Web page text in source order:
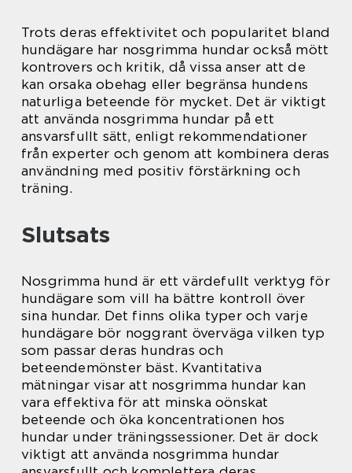
Trots deras effektivitet och popularitet bland
hundägare har nosgrimma hundar också mött
kontrovers och kritik, då vissa anser att de
kan orsaka obehag eller begränsa hundens
naturliga beteende för mycket. Det är viktigt
att använda nosgrimma hundar på ett
ansvarsfullt sätt, enligt rekommendationer
från experter och genom att kombinera deras
användning med positiv förstärkning och
träning.
Slutsats
Nosgrimma hund är ett värdefullt verktyg för
hundägare som vill ha bättre kontroll över
sina hundar. Det finns olika typer och varje
hundägare bör noggrant överväga vilken typ
som passar deras hundras och
beteendemönster bäst. Kvantitativa
mätningar visar att nosgrimma hundar kan
vara effektiva för att minska oönskat
beteende och öka koncentrationen hos
hundar under träningssessioner. Det är dock
viktigt att använda nosgrimma hundar